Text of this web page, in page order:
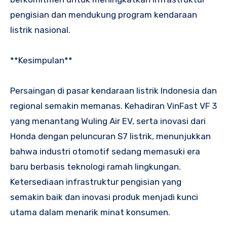
pengisian dan mendukung program kendaraan
listrik nasional.
**Kesimpulan**
Persaingan di pasar kendaraan listrik Indonesia dan
regional semakin memanas. Kehadiran VinFast VF 3
yang menantang Wuling Air EV, serta inovasi dari
Honda dengan peluncuran S7 listrik, menunjukkan
bahwa industri otomotif sedang memasuki era
baru berbasis teknologi ramah lingkungan.
Ketersediaan infrastruktur pengisian yang
semakin baik dan inovasi produk menjadi kunci
utama dalam menarik minat konsumen.